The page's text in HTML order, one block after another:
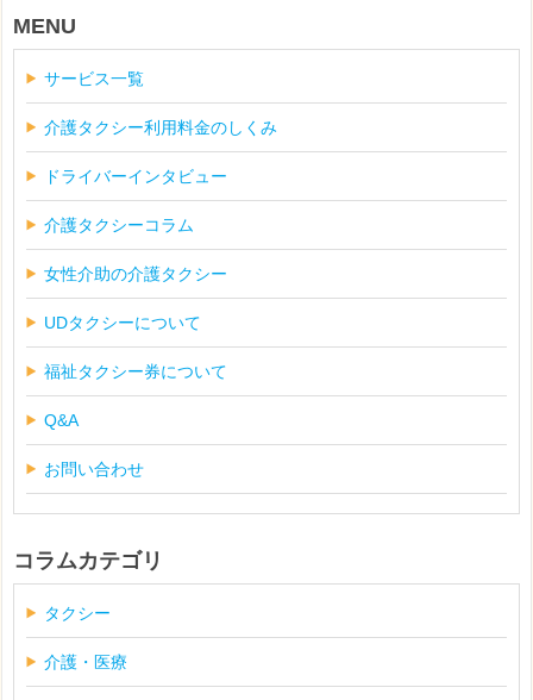
MENU
サービス一覧
介護タクシー利用料金のしくみ
ドライバーインタビュー
介護タクシーコラム
女性介助の介護タクシー
UDタクシーについて
福祉タクシー券について
Q&A
お問い合わせ
コラムカテゴリ
タクシー
介護・医療